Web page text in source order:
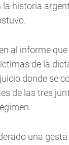
la historia
al informe que
de la
donde se
de las tres
una